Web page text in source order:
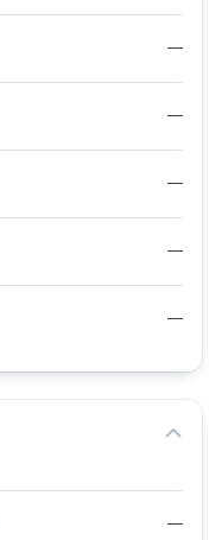
—
—
—
—
—
—